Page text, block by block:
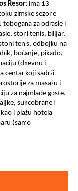
Resort ima 13
zimske sezone
tobogana za odrasle i
stoni tenis, bilijar,
tenis, odbojku na
boćanje, pikado,
(dnevnu i
centar koji sadrži
za masažu i
za najmlađe goste.
suncobrane i
i plažu hotela
(samo